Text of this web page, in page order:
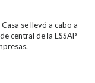
se llevó a cabo a
central de la ESSAP